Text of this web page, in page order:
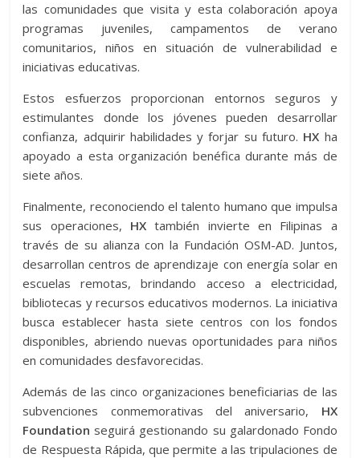
las comunidades que visita y esta colaboración apoya
programas juveniles, campamentos de verano
comunitarios, niños en situación de vulnerabilidad e
iniciativas educativas.
Estos esfuerzos proporcionan entornos seguros y
estimulantes donde los jóvenes pueden desarrollar
confianza, adquirir habilidades y forjar su futuro. HX ha
apoyado a esta organización benéfica durante más de
siete años.
Finalmente, reconociendo el talento humano que impulsa
sus operaciones, HX también invierte en Filipinas a
través de su alianza con la Fundación OSM-AD. Juntos,
desarrollan centros de aprendizaje con energía solar en
escuelas remotas, brindando acceso a electricidad,
bibliotecas y recursos educativos modernos. La iniciativa
busca establecer hasta siete centros con los fondos
disponibles, abriendo nuevas oportunidades para niños
en comunidades desfavorecidas.
Además de las cinco organizaciones beneficiarias de las
subvenciones conmemorativas del aniversario, HX
Foundation seguirá gestionando su galardonado Fondo
de Respuesta Rápida, que permite a las tripulaciones de